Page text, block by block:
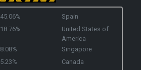
45.06%
Spain
18.76%
United States of
America
8.08%
Singapore
5.23%
Canada